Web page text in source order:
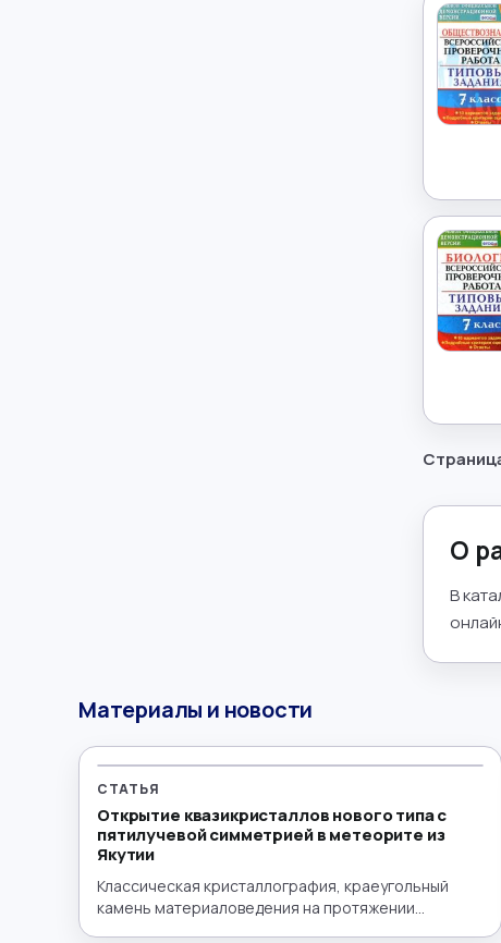
ОБЖ
Обществознание
Окружающий мир →
Польский язык →
Португальский язык →
О
В
Материалы и новости
СТАТЬЯ
Открытие квазикристаллов нового типа с
пятилучевой симметрией в метеорите из
Якутии
Классическая кристаллография, краеугольный
камень материаловедения на протяжении